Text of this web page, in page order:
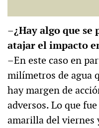
–¿Hay algo que se
atajar el impacto
–En este caso en
milímetros de agua
hay margen de
adversos. Lo que
amarilla del viernes